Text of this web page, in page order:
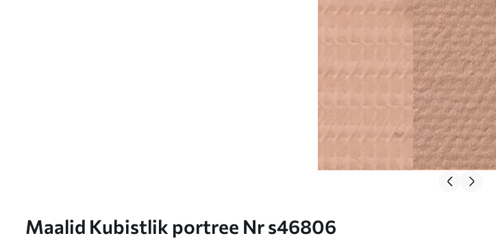
Maalid Kubistlik portree Nr s46806